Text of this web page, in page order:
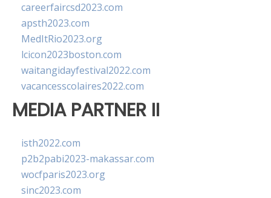
careerfaircsd2023.com
apsth2023.com
MedItRio2023.org
lcicon2023boston.com
waitangidayfestival2022.com
vacancesscolaires2022.com
MEDIA PARTNER II
isth2022.com
p2b2pabi2023-makassar.com
wocfparis2023.org
sinc2023.com